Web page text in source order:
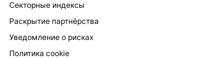
Секторные индексы
Раскрытие партнёрства
Уведомление о рисках
Политика cookie